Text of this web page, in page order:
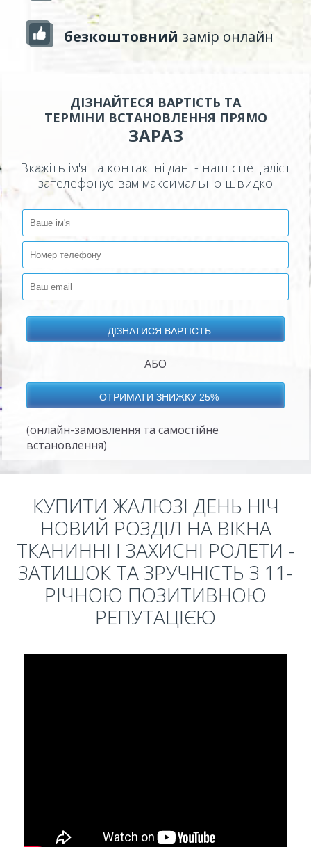
безкоштовний замір онлайн
ДІЗНАЙТЕСЯ ВАРТІСТЬ ТА
ТЕРМІНИ ВСТАНОВЛЕННЯ ПРЯМО
ЗАРАЗ
Вкажіть ім'я та контактні дані - наш спеціаліст
зателефонує вам максимально швидко
АБО
(онлайн-замовлення та самостійне
встановлення)
КУПИТИ ЖАЛЮЗІ ДЕНЬ НІЧ
НОВИЙ РОЗДІЛ НА ВІКНА
ТКАНИННІ І ЗАХИСНІ РОЛЕТИ -
ЗАТИШОК ТА ЗРУЧНІСТЬ З 11-
РІЧНОЮ ПОЗИТИВНОЮ
РЕПУТАЦІЄЮ